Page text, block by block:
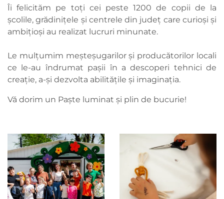
Îi felicităm pe toți cei peste 1200 de copii de la
școlile, grădinițele și centrele din județ care curioși și
ambițioși au realizat lucruri minunate.
Le mulțumim meșteșugarilor și producătorilor locali
ce le-au îndrumat pașii în a descoperi tehnici de
creație, a-și dezvolta abilitățile și imaginația.
Vă dorim un Paște luminat și plin de bucurie!